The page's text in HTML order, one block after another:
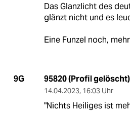
Das Glanzlicht des
glänzt nicht und es
Eine Funzel noch,
9G 95820 (Profil gelöscht)
14.04.2023, 16:03 Uhr
"Nichts Heiliges ist